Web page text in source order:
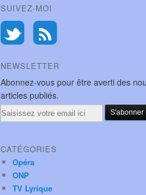
SUIVEZ-MOI
NEWSLETTER
Abonnez-vous pour être averti des
articles publiés.
Email
CATÉGORIES
Opéra
ONP
TV Lyrique